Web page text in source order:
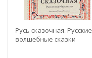
Русь сказочная. Русские
волшебные сказки